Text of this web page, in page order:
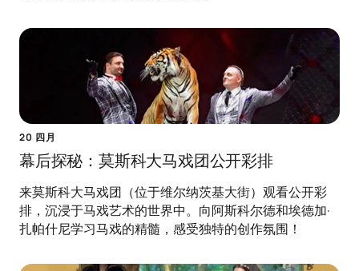
20 四月
幕后探秘：莫斯科大马戏团公开彩排
来莫斯科大马戏团（位于维尔纳茨基大街）观看公开彩
排，沉浸于马戏艺术的世界中。向阿斯科尔德和埃德加·
扎帕什尼学习马戏的精髓，感受独特的创作氛围！